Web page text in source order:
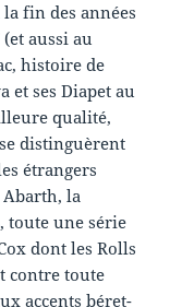
la fin des années
(et aussi au
histoire de
et ses Diapet au
qualité,
distinguèrent
étrangers
Abarth, la
toute une série
dont les Rolls
contre toute
accents béret-